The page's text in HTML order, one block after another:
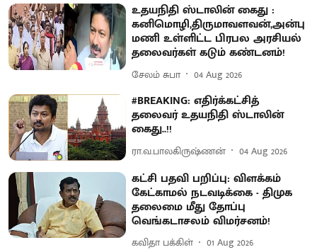
உதயநிதி ஸ்டாலின் கைது :
கனிமொழி,திருமாவளவன்,அன்பு
மணி உள்ளிட்ட பிரபல அரசியல்
தலைவர்கள் கடும் கண்டனம்!
சேலம் சுபா 04 Aug 2026
#BREAKING: எதிர்க்கட்சித்
தலைவர் உதயநிதி ஸ்டாலின்
கைது..!!
ரா.வ.பாலகிருஷ்ணன் 04 Aug 2026
கட்சி பதவி பறிப்பு: விளக்கம்
கேட்காமல் நடவடிக்கை - திமுக
தலைமை மீது தோப்பு
வெங்கடாசலம் விமர்சனம்!
கவிதா பக்கிள் 01 Aug 2026